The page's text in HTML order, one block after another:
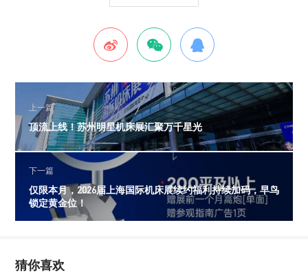
上一篇
顶流上线！苏州明星机床展汇聚万千星光
下一篇
仅限本月，2026届上海国际机床展续约福利持续加码，早鸟
锁定黄金位！
猜你喜欢